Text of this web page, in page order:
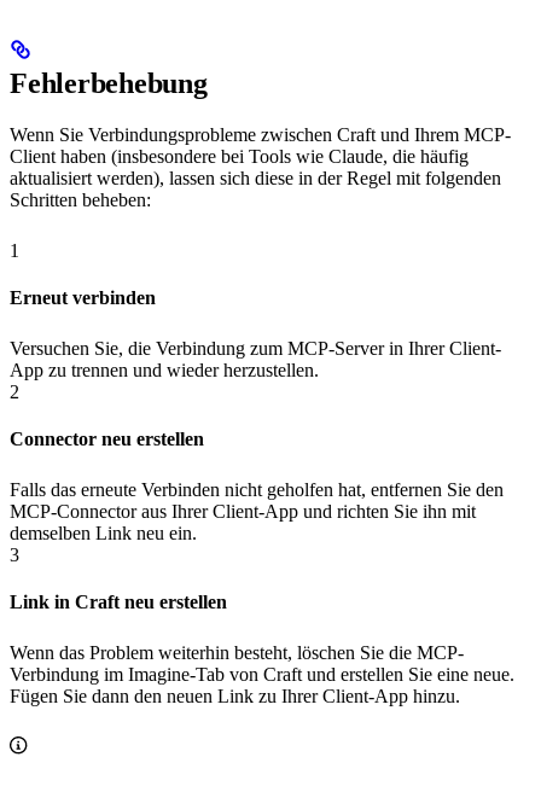
Fehlerbehebung
Wenn Sie Verbindungsprobleme zwischen Craft und Ihrem MCP-
Client haben (insbesondere bei Tools wie Claude, die häufig
aktualisiert werden), lassen sich diese in der Regel mit folgenden
Schritten beheben:
1
Erneut verbinden
Versuchen Sie, die Verbindung zum MCP-Server in Ihrer Client-
App zu trennen und wieder herzustellen.
2
Connector neu erstellen
Falls das erneute Verbinden nicht geholfen hat, entfernen Sie den
MCP-Connector aus Ihrer Client-App und richten Sie ihn mit
demselben Link neu ein.
3
Link in Craft neu erstellen
Wenn das Problem weiterhin besteht, löschen Sie die MCP-
Verbindung im Imagine-Tab von Craft und erstellen Sie eine neue.
Fügen Sie dann den neuen Link zu Ihrer Client-App hinzu.